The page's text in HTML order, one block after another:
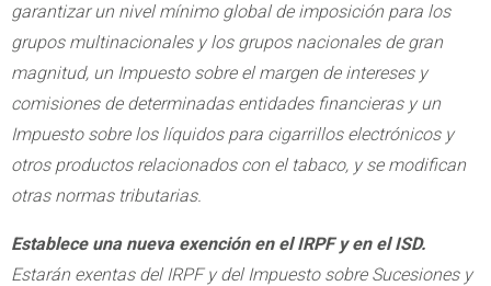
garantizar un nivel mínimo global de imposición para los
grupos multinacionales y los grupos nacionales de gran
magnitud, un Impuesto sobre el margen de intereses y
comisiones de determinadas entidades financieras y un
Impuesto sobre los líquidos para cigarrillos electrónicos y
otros productos relacionados con el tabaco, y se modifican
otras normas tributarias.
Establece una nueva exención en el IRPF y en el ISD.
Estarán exentas del IRPF y del Impuesto sobre Sucesiones y